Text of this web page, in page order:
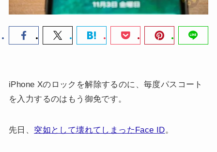
iPhone Xのロックを解除するのに、毎度パスコート
を入力するのはもう御免です。
先日、 突如として壊れてしまったFace ID。